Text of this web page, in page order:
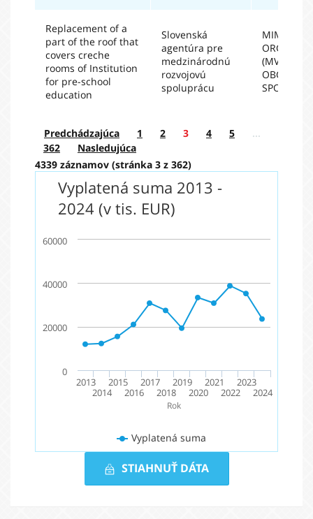
Replacement of a
part of the roof that
covers creche
rooms of Institution
for pre-school
education
Slovenská
agentúra pre
medzinárodnú
rozvojovú
spoluprácu
(MVO) A
Predchádzajúca 1 2 3 4 5
…
362
Nasledujúca
4339 záznamov (stránka 3 z 362)
Rok
Vyplatená suma
2013
2014
2015
2016
2017
2018
2019
2020
2021
2022
2023
2024
0
20000
40000
60000
Vyplatená suma 2013 -
2024 (v tis. EUR)
Vyplatená
STIAHNUŤ DÁTA